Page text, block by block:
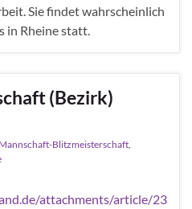
Sie findet wahrscheinlich
in Rheine statt.
(Bezirk)
Blitzmeisterschaft
attachments/article/23